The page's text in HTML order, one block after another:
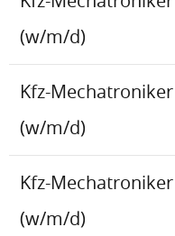
(w/m/d)
Kfz-
(w/m/d)
Kfz-
(w/m/d)